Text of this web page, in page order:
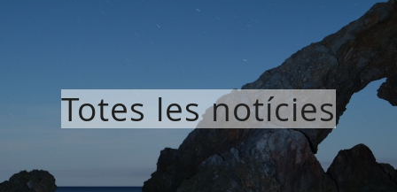
Totes les notícies